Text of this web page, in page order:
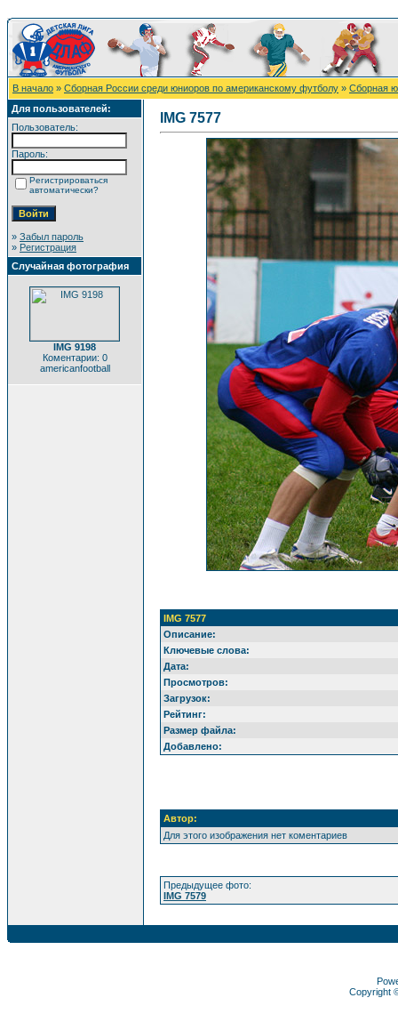
В начало » Сборная России среди юниоров по американскому футболу » Сборная
Для пользователей:
Пользователь:
Пароль:
Регистрироваться
автоматически?
» Забыл пароль
» Регистрация
Случайная фотография
IMG 9198
Коментарии: 0
americanfootball
IMG 7577
IMG 7577
Описание:
Ключевые слова:
Дата:
Просмотров:
Загрузок:
Рейтинг:
Размер файла:
Добавлено:
Автор:
Для этого изображения нет коментариев
Предыдущее фото:
IMG 7579
Copyright